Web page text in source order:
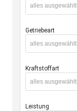
alles ausgewählt
Getriebeart
alles ausgewählt
Kraftstoffart
alles ausgewählt
Leistung